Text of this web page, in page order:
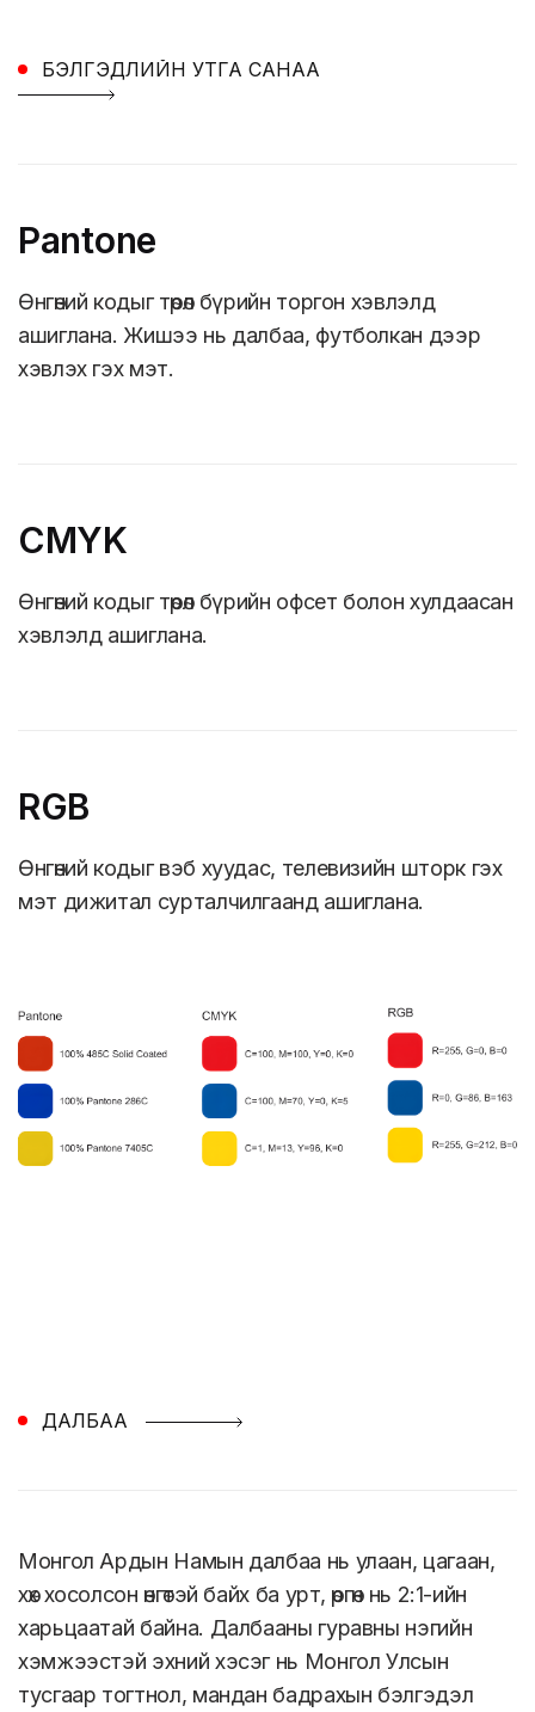
БЭЛГЭДЛИЙН УТГА САНАА
Pantone
Өнгөний кодыг төрөл бүрийн торгон хэвлэлд
ашиглана. Жишээ нь далбаа, футболкан дээр
хэвлэх гэх мэт.
CMYK
Өнгөний кодыг төрөл бүрийн офсет болон хулдаасан
хэвлэлд ашиглана.
RGB
Өнгөний кодыг вэб хуудас, телевизийн шторк гэх
мэт дижитал сурталчилгаанд ашиглана.
ДАЛБАА
Монгол Ардын Намын далбаа нь улаан, цагаан,
хөх хосолсон өнгөтэй байх ба урт, өргөн нь 2:1-ийн
харьцаатай байна. Далбааны гуравны нэгийн
хэмжээстэй эхний хэсэг нь Монгол Улсын
тусгаар тогтнол, мандан бадрахын бэлгэдэл